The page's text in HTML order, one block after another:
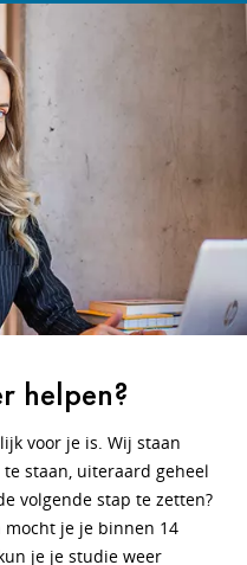
helpen?
voor je is. Wij staan
staan, uiteraard geheel
volgende stap te zetten?
mocht je je binnen 14
je je studie weer